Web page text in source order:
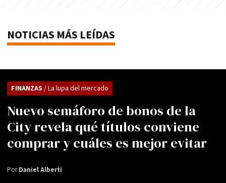
NOTICIAS MÁS LEÍDAS
Nuevo semáforo de bonos de la
City revela qué títulos conviene
comprar y cuáles es mejor evitar
FINANZAS / La lupa del mercado
PorDaniel Alberti